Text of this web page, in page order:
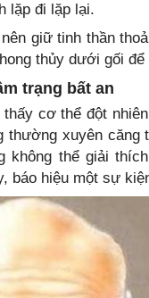
lặp đi lặp lại.
giữ tinh thần
thủy dưới gối để
trạng bất an
cơ thể đột
thường xuyên căng
không thể giải
báo hiệu một sự